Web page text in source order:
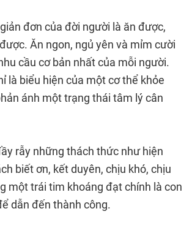
đơn của đời người là ăn được,
Ăn ngon, ngủ yên và mỉm cười
cầu cơ bản nhất của mỗi người.
là biểu hiện của một cơ thể khỏe
ánh một trạng thái tâm lý cân
rẫy những thách thức như hiện
biết ơn, kết duyên, chịu khó, chịu
một trái tim khoáng đạt chính là con
dẫn đến thành công.